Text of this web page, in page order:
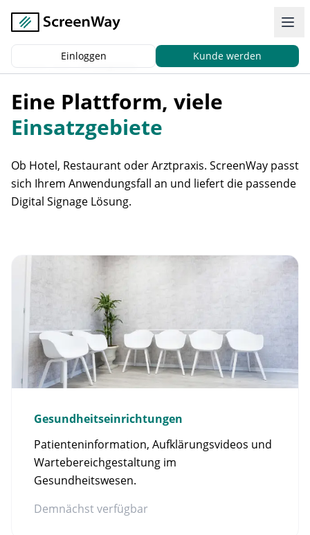
Einloggen Kunde werden
Zurück|Start Einsatzgebiete
Eine Plattform, viele
Einsatzgebiete
Ob Hotel, Restaurant oder Arztpraxis. ScreenWay passt
sich Ihrem Anwendungsfall an und liefert die passende
Digital Signage Lösung.
Gesundheitseinrichtungen
Patienteninformation, Aufklärungsvideos und
Wartebereichgestaltung im
Gesundheitswesen.
Demnächst verfügbar